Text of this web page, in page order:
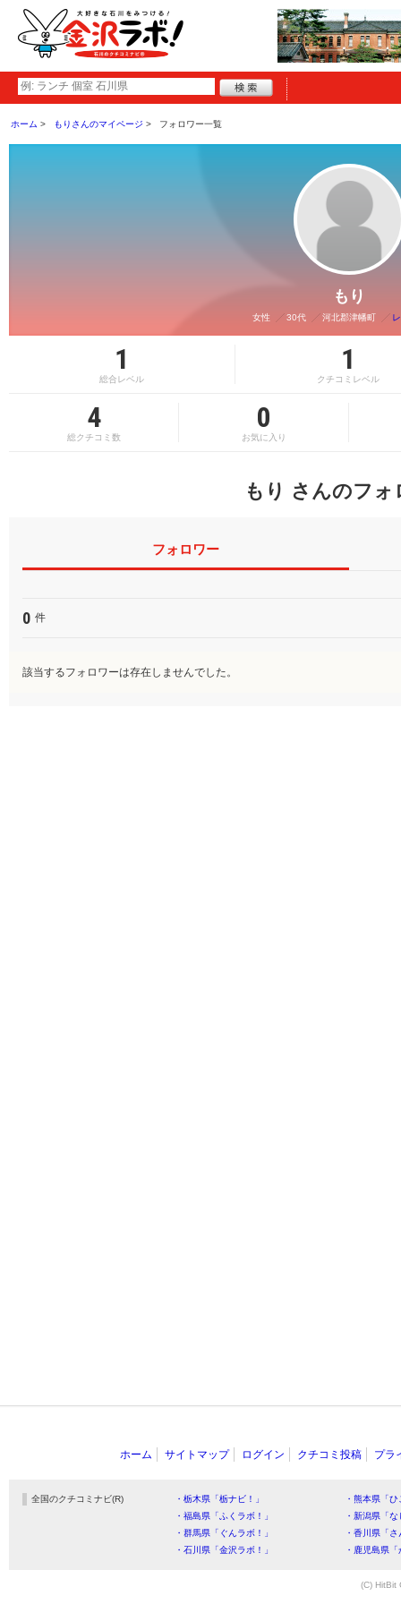
ホーム もりさんのマイページ フォロワー一覧
もり
女性 30代 河北郡津幡町
1
総合レベル
1
クチコミレベル
4
総クチコミ数
0
お気に入り
もり さんのフォ
フォロワー
0 件
該当するフォロワーは存在しませんでした。
ホーム サイトマップ ログイン クチコミ投稿 プラ
全国のクチコミナビ(R) ・栃木県「栃ナビ！」
・熊本県「
・福島県「ふくラボ！」
・新潟県「
・群馬県「ぐんラボ！」
・香川県「
・石川県「金沢ラボ！」
・鹿児島県
(C) HitBit